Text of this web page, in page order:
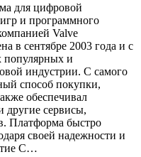
для цифровой
и программного
Valve
в сентябре 2003 года и с
популярных и
индустрии. С самого
способ покупки,
обеспечивал
другие сервисы,
Платформа быстро
своей надежности и
С…